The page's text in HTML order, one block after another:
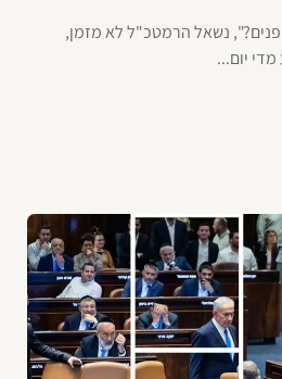
נשאל הרמטכ"ל לא מזמן,
יום...